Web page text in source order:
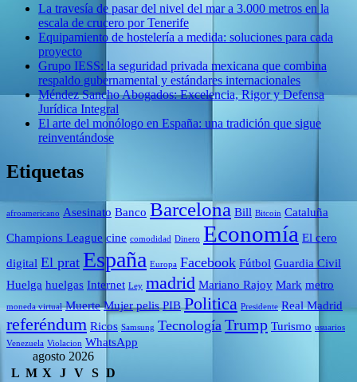
La travesía de pasar del nivel del mar a 3.000 metros en la
escala de crucero por Tenerife
Equipamiento de hostelería a medida: soluciones para cada
proyecto
Grupo IESS: la seguridad privada mexicana que combina
respaldo gubernamental y estándares internacionales
Méndez Sancho Abogados: Excelencia, Rigor y Defensa
Jurídica Integral
El arte del monólogo en España: una tradición que sigue
reinventándose
Etiquetas
afroamericano Asesinato Banco Barcelona Bill Bitcoin Cataluña
Champions League cine comodidad Dinero Economía El cero
digital El prat España Europa Facebook Fútbol Guardia Civil
Huelga huelgas Internet Ley madrid Mariano Rajoy Mark metro
moneda virtual Muerte Mujer pelis PIB Politica Presidente Real Madrid
referéndum Ricos Samsung Tecnología Trump Turismo usuarios
Venezuela Violacion WhatsApp
agosto 2026
L M X J V S D